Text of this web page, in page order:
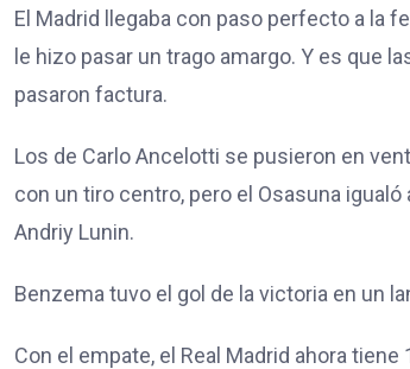
El Madrid llegaba con paso perfecto a la
le hizo pasar un trago amargo. Y es que
pasaron factura.
Los de Carlo Ancelotti se pusieron en
con un tiro centro, pero el Osasuna
Andriy Lunin.
Benzema tuvo el gol de la victoria en un
Con el empate, el Real Madrid ahora